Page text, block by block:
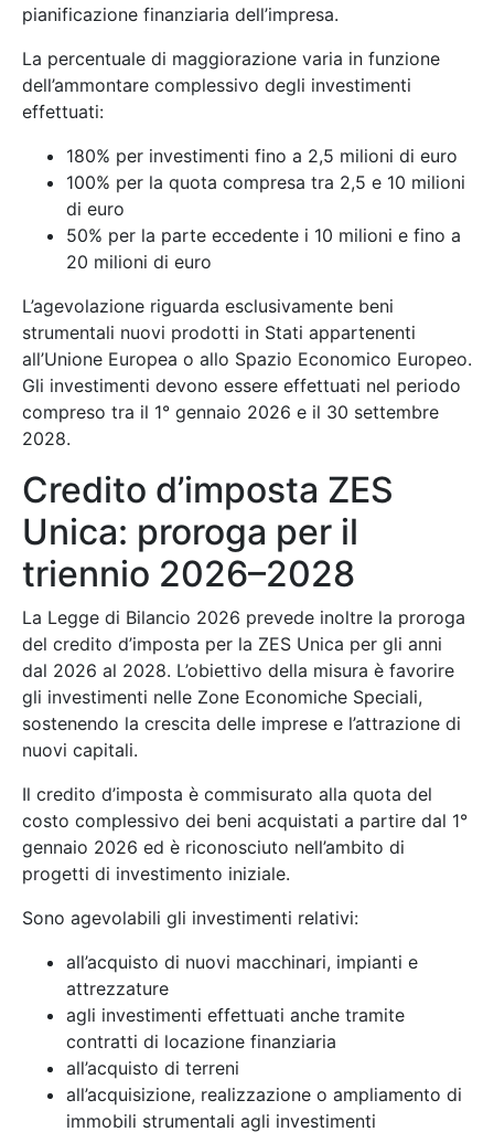
pianificazione finanziaria dell’impresa.
La percentuale di maggiorazione varia in funzione
dell’ammontare complessivo degli investimenti
effettuati:
180% per investimenti fino a 2,5 milioni di euro
100% per la quota compresa tra 2,5 e 10 milioni
di euro
50% per la parte eccedente i 10 milioni e fino a
20 milioni di euro
L’agevolazione riguarda esclusivamente beni
strumentali nuovi prodotti in Stati appartenenti
all’Unione Europea o allo Spazio Economico Europeo.
Gli investimenti devono essere effettuati nel periodo
compreso tra il 1° gennaio 2026 e il 30 settembre
2028.
Credito d’imposta ZES
Unica: proroga per il
triennio 2026–2028
La Legge di Bilancio 2026 prevede inoltre la proroga
del credito d’imposta per la ZES Unica per gli anni
dal 2026 al 2028. L’obiettivo della misura è favorire
gli investimenti nelle Zone Economiche Speciali,
sostenendo la crescita delle imprese e l’attrazione di
nuovi capitali.
Il credito d’imposta è commisurato alla quota del
costo complessivo dei beni acquistati a partire dal 1°
gennaio 2026 ed è riconosciuto nell’ambito di
progetti di investimento iniziale.
Sono agevolabili gli investimenti relativi:
all’acquisto di nuovi macchinari, impianti e
attrezzature
agli investimenti effettuati anche tramite
contratti di locazione finanziaria
all’acquisto di terreni
all’acquisizione, realizzazione o ampliamento di
immobili strumentali agli investimenti